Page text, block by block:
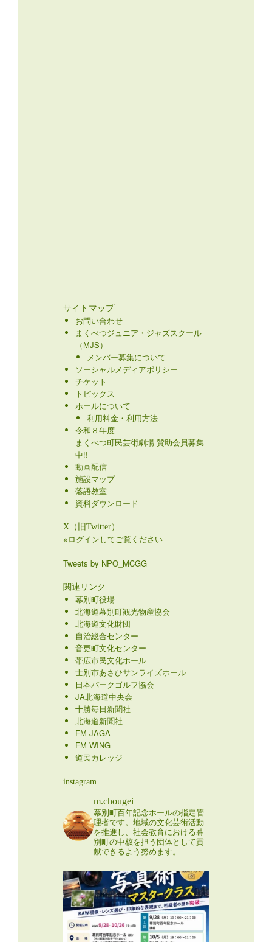
サイトマップ
お問い合わせ
まくべつジュニア・ジャズスクール
（MJS）
メンバー募集について
ソーシャルメディアポリシー
チケット
トピックス
ホールについて
利用料金・利用方法
令和８年度
まくべつ町民芸術劇場 賛助会員募集
中!!
動画配信
施設マップ
落語教室
資料ダウンロード
X（旧Twitter）
※ログインしてご覧ください
Tweets by NPO_MCGG
関連リンク
幕別町役場
北海道幕別町観光物産協会
北海道文化財団
自治総合センター
音更町文化センター
帯広市民文化ホール
士別市あさひサンライズホール
日本パークゴルフ協会
JA北海道中央会
十勝毎日新聞社
北海道新聞社
FM JAGA
FM WING
道民カレッジ
instagram
m.chougei
幕別町百年記念ホールの指定管
理者です。地域の文化芸術活動
を推進し、社会教育における幕
別町の中核を担う団体として貢
献できるよう努めます。